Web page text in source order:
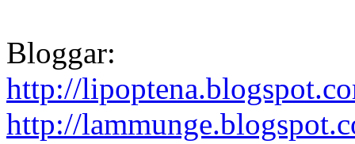
Bloggar:
http://
http://